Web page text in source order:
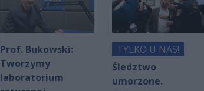
Prof. Bukowski:
Tworzymy
laboratorium
TYLKO U NAS!
Śledztwo
umorzone.